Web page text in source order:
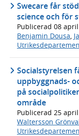
Swecare får
science och för
Publicerad 08
Benjamin Dousa,
Socialstyrelsen
uppbyggnads-
på
område
Publicerad 25
Waltersson